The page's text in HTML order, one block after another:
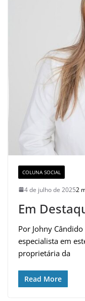
COLUNA SOCIAL
4 de julho de 20252
Em
Por Johny
especialista em
proprietária da
Read More